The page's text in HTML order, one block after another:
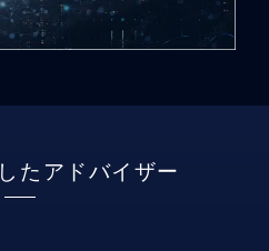
たアドバイザー